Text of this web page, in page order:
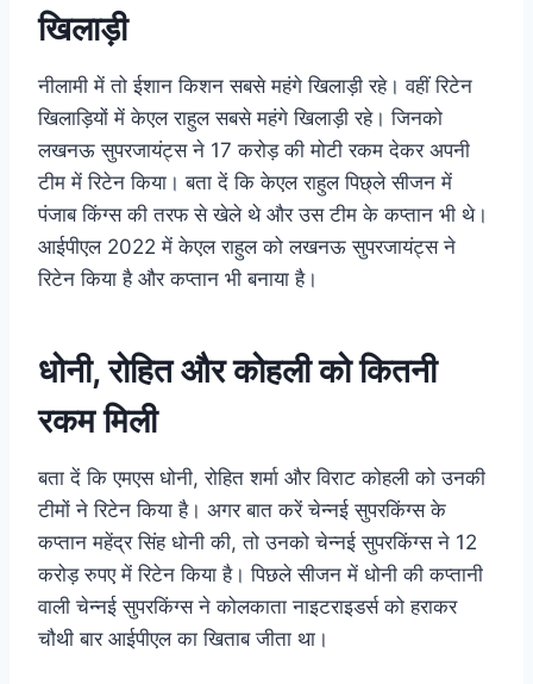
खिलाड़ी
नीलामी में तो ईशान किशन सबसे महंगे खिलाड़ी रहे। वहीं रिटेन
खिलाड़ियों में केएल राहुल सबसे महंगे खिलाड़ी रहे। जिनको
लखनऊ सुपरजायंट्स ने 17 करोड़ की मोटी रकम देकर अपनी
टीम में रिटेन किया। बता दें कि केएल राहुल पिछ्ले सीजन में
पंजाब किंग्स की तरफ से खेले थे और उस टीम के कप्तान भी थे।
आईपीएल 2022 में केएल राहुल को लखनऊ सुपरजायंट्स ने
रिटेन किया है और कप्तान भी बनाया है।
धोनी, रोहित और कोहली को कितनी
रकम मिली
बता दें कि एमएस धोनी, रोहित शर्मा और विराट कोहली को उनकी
टीमों ने रिटेन किया है। अगर बात करें चेन्नई सुपरकिंग्स के
कप्तान महेंद्र सिंह धोनी की, तो उनको चेन्नई सुपरकिंग्स ने 12
करोड़ रुपए में रिटेन किया है। पिछले सीजन में धोनी की कप्तानी
वाली चेन्नई सुपरकिंग्स ने कोलकाता नाइटराइडर्स को हराकर
चौथी बार आईपीएल का खिताब जीता था।